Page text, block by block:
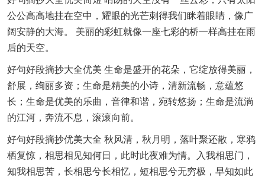
公公高高地挂在空中，耀眼的光芒刺得我们眯着眼睛，像广
阔安静的大海。 美丽的彩虹就像一座七彩的桥一样高挂在雨
后的天空。
好句好段摘抄大全优美 生命是盛开的花朵，它绽放得美丽，
舒展，绚丽多资；生命是精美的小诗，清新流畅，意蕴悠
长；生命是优美的乐曲，音律和谐，宛转悠扬；生命是流淌
的江河，奔流不息，滚滚向前。
好句好段摘抄优美大全 秋风清，秋月明，落叶聚还散，寒鸦
栖复惊，相思相见知何日，此时此夜难为情。入我相思门，
知我相思苦，长相思兮长相忆，短相思兮无穷极，早知如此